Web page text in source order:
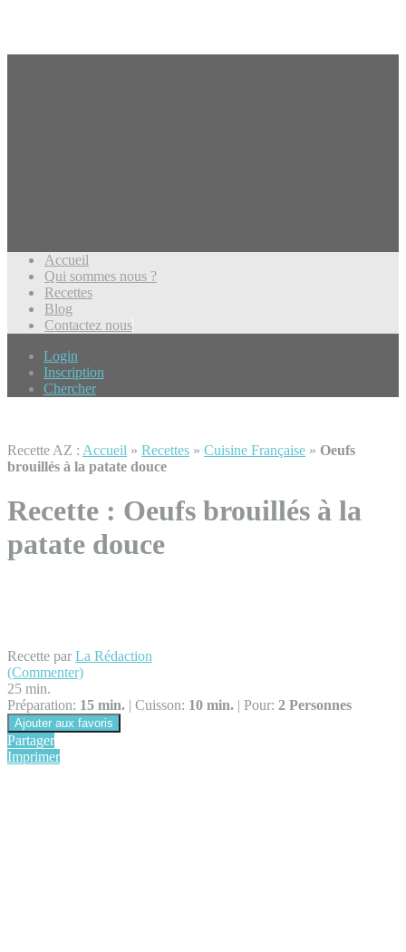
Accueil
Qui sommes nous ?
Recettes
Blog
Contactez nous
Login
Inscription
Chercher
Recette AZ : Accueil » Recettes » Cuisine Française » Oeufs
brouillés à la patate douce
Recette : Oeufs brouillés à la
patate douce
Recette par La Rédaction
(Commenter)
25 min.
Préparation: 15 min. | Cuisson: 10 min. | Pour: 2 Personnes
Ajouter aux favoris
Partager
Imprimer